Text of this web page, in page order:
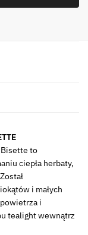
to
ciepła herbaty,
i małych
i
tealight wewnątrz